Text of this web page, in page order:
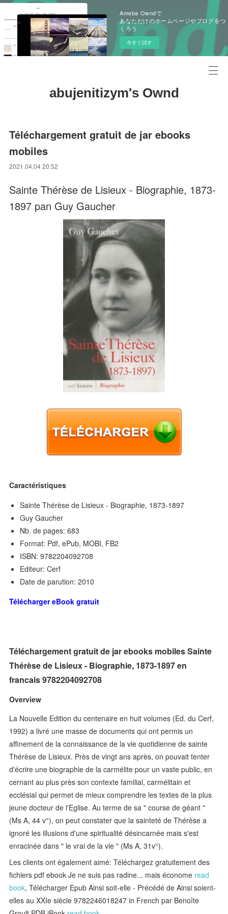
Ameba Owndで
あなただけのホームページやブログをつ
くろう
今すぐ試す
abujenitizym's Ownd
Téléchargement gratuit de jar ebooks
mobiles
2021.04.04 20:52
Sainte Thérèse de Lisieux - Biographie, 1873-
1897 pan Guy Gaucher
Caractéristiques
Sainte Thérèse de Lisieux - Biographie, 1873-1897
Guy Gaucher
Nb. de pages: 683
Format: Pdf, ePub, MOBI, FB2
ISBN: 9782204092708
Editeur: Cerf
Date de parution: 2010
Télécharger eBook gratuit
Téléchargement gratuit de jar ebooks mobiles Sainte
Thérèse de Lisieux - Biographie, 1873-1897 en
francais 9782204092708
Overview
La Nouvelle Edition du centenaire en huit volumes (Ed. du Cerf,
1992) a livré une masse de documents qui ont permis un
affinement de la connaissance de la vie quotidienne de sainte
Thérèse de Lisieux. Près de vingt ans après, on pouvait tenter
d'écrire une biographie de la carmélite pour un vaste public, en
cernant au plus près son contexte familial, carmélitain et
ecclésial qui permet de mieux comprendre les textes de la plus
jeune docteur de l'Eglise. Au terme de sa " course de géant "
(Ms A, 44 v°), on peut constater que la sainteté de Thérèse a
ignoré les illusions d'une spiritualité désincarnée mais s'est
enracinée dans " le vrai de la vie " (Ms A, 31v°).
Les clients ont également aimé: Téléchargez gratuitement des
fichiers pdf ebook Je ne suis pas radine... mais économe read
book, Télécharger Epub Ainsi soit-elle - Précédé de Ainsi soient-
elles au XXIe siècle 9782246018247 in French par Benoîte